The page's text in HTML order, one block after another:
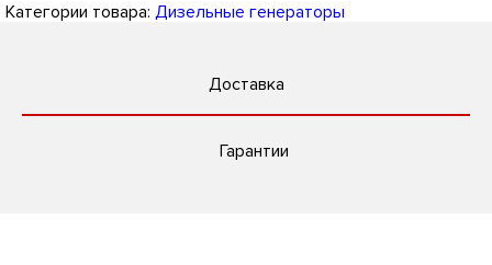
Категории товара: Дизельные генераторы
Доставка
Гарантии